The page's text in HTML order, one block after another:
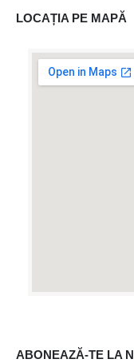
LOCAȚIA PE MAPĂ
ABONEAZĂ-TE LA